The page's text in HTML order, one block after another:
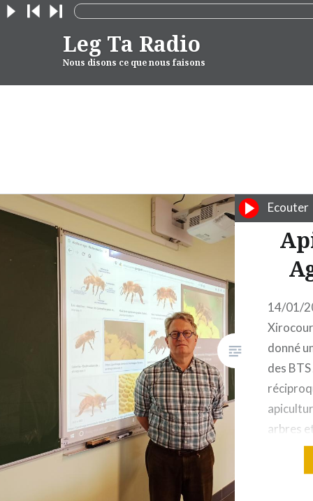
Skip
Leg Ta Radio
Nous disons ce que nous faisons
14/01/
donné
des
arbres
fleurs
Ecouter